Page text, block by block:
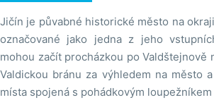
Jičín je půvabné historické město na
označované jako jedna z jeho
mohou začít procházkou po Valdštejnově
Valdickou bránu za výhledem na město
místa spojená s pohádkovým loupežníkem